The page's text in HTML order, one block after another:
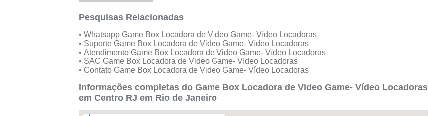
Sáb:
Fechado
Dom:
Fechado
Pesquisas Relacionadas
• Whatsapp Game Box Locadora de Video Game- Vídeo Locadoras
• Suporte Game Box Locadora de Video Game- Vídeo Locadoras
• Atendimento Game Box Locadora de Video Game- Vídeo Locadoras
• SAC Game Box Locadora de Video Game- Vídeo Locadoras
• Contato Game Box Locadora de Video Game- Vídeo Locadoras
Informações completas do Game Box Locadora de Video Game- Vídeo Locadoras
em Centro RJ em Rio de Janeiro